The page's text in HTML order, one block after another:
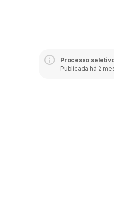
Processo
Publicada há 2